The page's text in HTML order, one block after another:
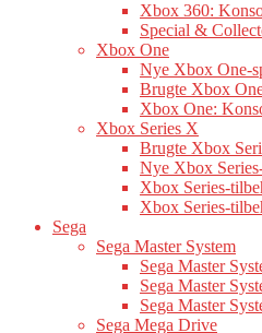
Xbox 360:
Special &
Xbox One
Nye Xbox One-
Brugte Xbox
Xbox One:
Xbox Series X
Brugte Xbox
Nye Xbox
Xbox Series-
Xbox Series-
Sega
Sega Master System
Sega Master
Sega Master
Sega Master
Sega Mega Drive